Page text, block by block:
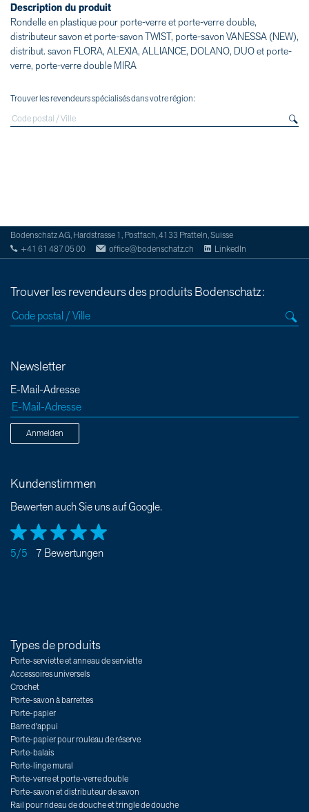
Description du produit
Rondelle en plastique pour porte-verre et porte-verre double,
distributeur savon et porte-savon TWIST, porte-savon VANESSA (NEW),
distribut. savon FLORA, ALEXIA, ALLIANCE, DOLANO, DUO et porte-
verre, porte-verre double MIRA
Trouver les revendeurs spécialisés dans votre région:
Bodenschatz AG, Hardstrasse 1, Postfach, 4133 Pratteln, Suisse
+41 61 487 05 00
office@bodenschatz.ch LinkedIn
Trouver les revendeurs des produits Bodenschatz:
Newsletter
E-Mail-Adresse
Anmelden
Kundenstimmen
Bewerten auch Sie uns auf Google.
5/5 7 Bewertungen
Types de produits
Porte-serviette et anneau de serviette
Accessoires universels
Crochet
Porte-savon à barrettes
Porte-papier
Barre d'appui
Porte-papier pour rouleau de réserve
Porte-balais
Porte-linge mural
Porte-verre et porte-verre double
Porte-savon et distributeur de savon
Rail pour rideau de douche et tringle de douche